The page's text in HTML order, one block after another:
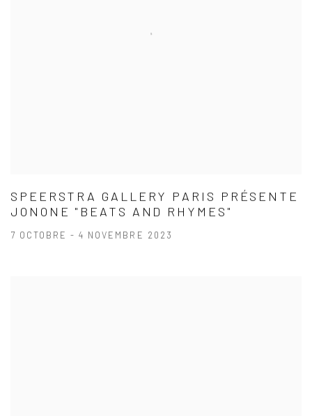
SPEERSTRA GALLERY PARIS PRÉSENTE
JONONE "BEATS AND RHYMES"
7 OCTOBRE - 4 NOVEMBRE 2023